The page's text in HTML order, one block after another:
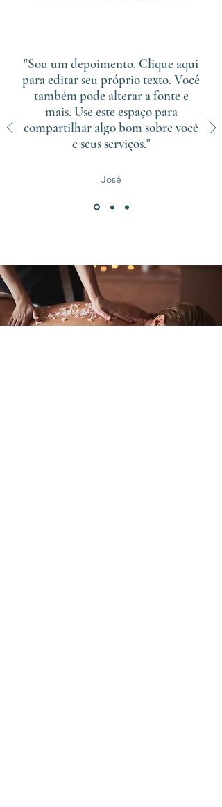
"Sou um depoimento. Clique aqui
para editar seu próprio texto. Você
também pode alterar a fonte e
mais. Use este espaço para
compartilhar algo bom sobre você
e seus serviços."
José